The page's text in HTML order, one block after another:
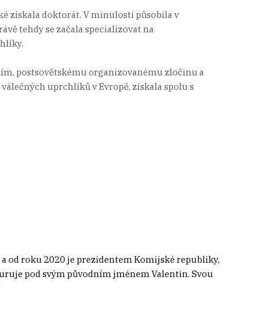
získala doktorát. V minulosti působila v
tehdy se začala specializovat na
postsovětskému organizovanému zločinu a
uprchlíků v Evropě, získala spolu s
od roku 2020 je prezidentem Komijské republiky,
pod svým původním jménem Valentin. Svou